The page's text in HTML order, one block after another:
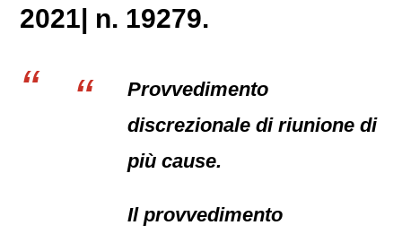
2021| n. 19279.
Provvedimento
discrezionale di riunione di
più cause.
Il provvedimento